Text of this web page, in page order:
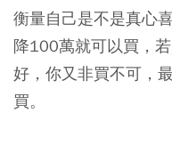
衡量自己是不是真心
降100萬就可以買，
好，你又非買不可，
買。